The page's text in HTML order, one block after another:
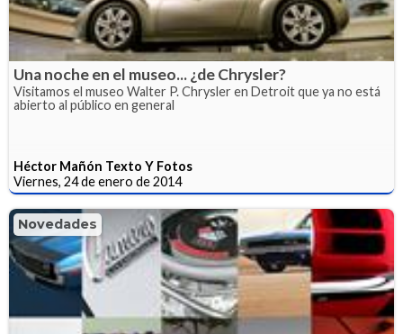
Una noche en el museo... ¿de Chrysler?
Visitamos el museo Walter P. Chrysler en Detroit que ya no está
abierto al público en general
Héctor Mañón Texto Y Fotos
Viernes, 24 de enero de 2014
Novedades